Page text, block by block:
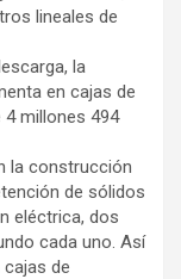
lineales de
la
en cajas de
millones 494
la construcción
de sólidos
eléctrica, dos
cada uno. Así
de